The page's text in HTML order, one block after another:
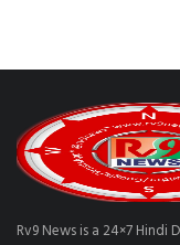
Rv9 News is a 24×7